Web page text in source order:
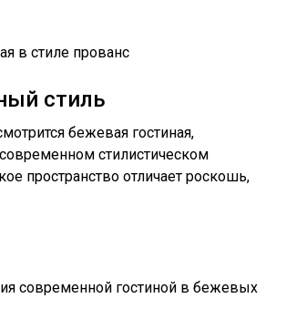
в стиле прованс
стиль
бежевая гостиная,
стилистическом
пространство отличает роскошь,
современной гостиной в бежевых